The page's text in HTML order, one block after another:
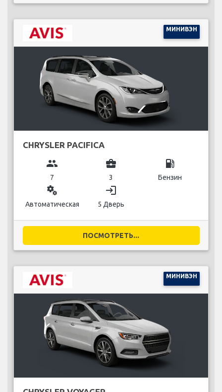
МИНИВЭН
CHRYSLER PACIFICA
group
7
business_center
3
local_gas_station
Бензин
miscellaneous_services
Автоматическая
login
5 Дверь
ПОСМОТРЕТЬ...
МИНИВЭН